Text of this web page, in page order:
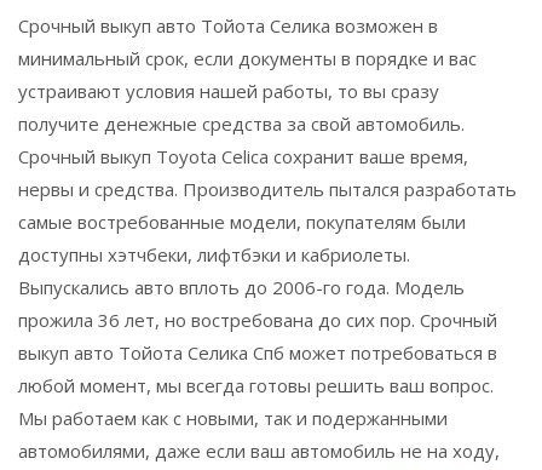
Срочный выкуп авто Тойота Селика возможен в
минимальный срок, если документы в порядке и вас
устраивают условия нашей работы, то вы сразу
получите денежные средства за свой автомобиль.
Срочный выкуп Toyota Celica сохранит ваше время,
нервы и средства. Производитель пытался разработать
самые востребованные модели, покупателям были
доступны хэтчбеки, лифтбэки и кабриолеты.
Выпускались авто вплоть до 2006-го года. Модель
прожила 36 лет, но востребована до сих пор. Срочный
выкуп авто Тойота Селика Спб может потребоваться в
любой момент, мы всегда готовы решить ваш вопрос.
Мы работаем как с новыми, так и подержанными
автомобилями, даже если ваш автомобиль не на ходу,